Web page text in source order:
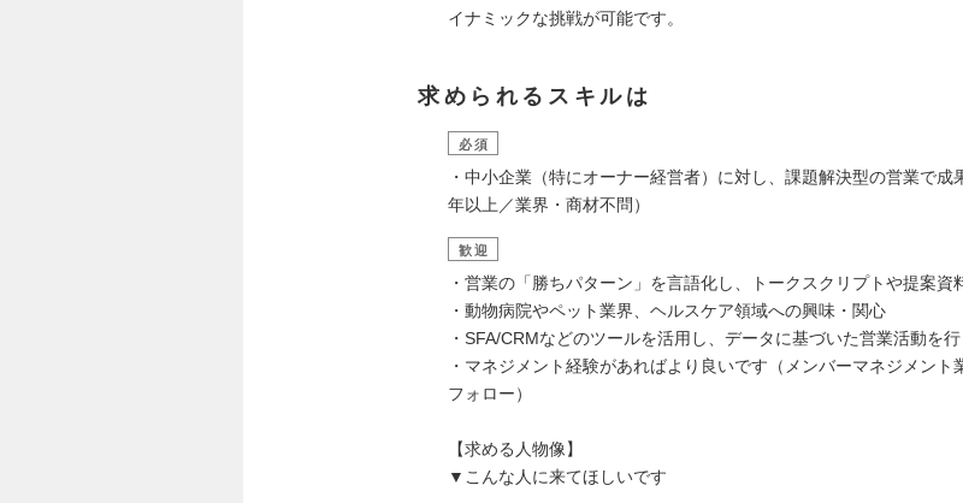
イナミックな挑戦が可能です。
求められるスキルは
必須
・中小企業（特にオーナー経営者）に対し、課題解決型の営業で成
年以上／業界・商材不問）
歓迎
・営業の「勝ちパターン」を言語化し、トークスクリプトや提案資
・動物病院やペット業界、ヘルスケア領域への興味・関心
・SFA/CRMなどのツールを活用し、データに基づいた営業活動を
・マネジメント経験があればより良いです（メンバーマネジメン
フォロー）
【求める人物像】
▼こんな人に来てほしいです